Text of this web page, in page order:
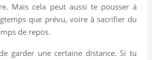
Mais cela peut aussi te pousser à
que prévu, voire à sacrifier du
de repos.
garder une certaine distance. Si tu